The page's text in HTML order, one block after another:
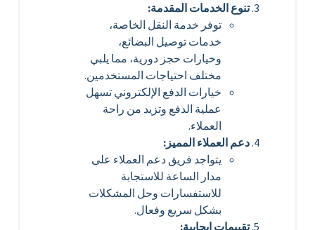
تنوع الخدمات المقدمة:
توفر خدمة النقل الخاصة،
خدمات توصيل البضائع،
وخيارات حجز دورية، مما يلبي
مختلف احتياجات المستخدمين.
خيارات الدفع الإلكتروني تسهل
عملية الدفع وتزيد من راحة
العملاء.
دعم العملاء المميز:
يتواجد فريق دعم العملاء على
مدار الساعة للاستجابة
للاستفسارات وحل المشكلات
بشكل سريع وفعال.
تقييمات إيجابية: